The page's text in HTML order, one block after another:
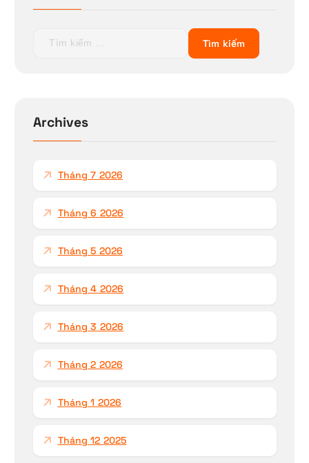
ế
m
Archives
Tháng 7 2026
Tháng 6 2026
Tháng 5 2026
Tháng 4 2026
Tháng 3 2026
Tháng 2 2026
Tháng 1 2026
Tháng 12 2025